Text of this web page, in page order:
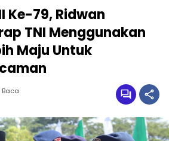
Ke-79, Ridwan
TNI Menggunakan
Maju Untuk
Baca